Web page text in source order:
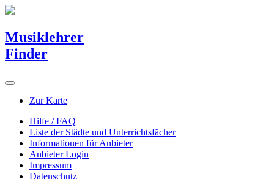
Musiklehrer
Finder
Zur Karte
Hilfe / FAQ
Liste der Städte und Unterrichtsfächer
Informationen für Anbieter
Anbieter Login
Impressum
Datenschutz